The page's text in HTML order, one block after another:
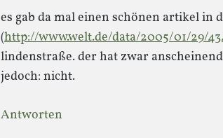
es gab da mal einen schönen artikel in
(http://www.welt.de/data/2005/01/29/
lindenstraße. der hat zwar
jedoch: nicht.
Antworten